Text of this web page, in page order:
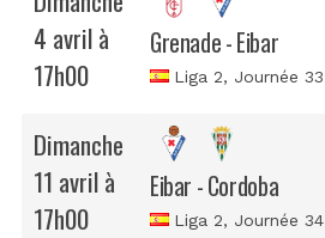
4 avril à
17h00
Grenade - Eibar
Liga 2, Journée 33
Dimanche
11 avril à
17h00
Eibar - Cordoba
Liga 2, Journée 34